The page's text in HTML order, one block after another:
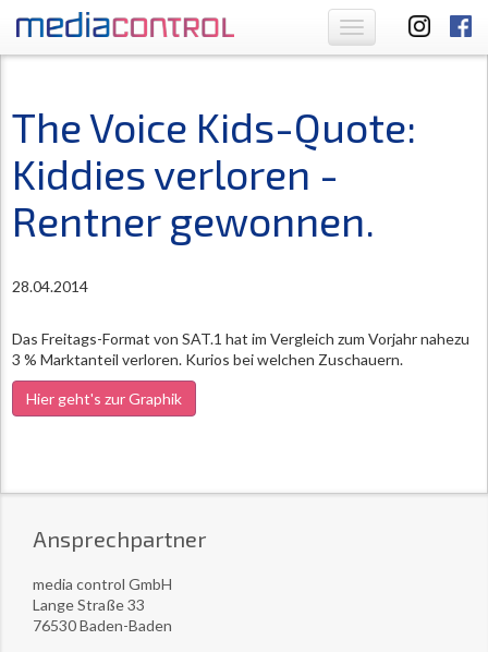
Toggle
navigation
The Voice Kids-Quote:
Kiddies verloren -
Rentner gewonnen.
28.04.2014
Das Freitags-Format von SAT.1 hat im Vergleich zum Vorjahr nahezu
3 % Marktanteil verloren. Kurios bei welchen Zuschauern.
Hier geht's zur Graphik
Ansprechpartner
media control GmbH
Lange Straße 33
76530 Baden-Baden